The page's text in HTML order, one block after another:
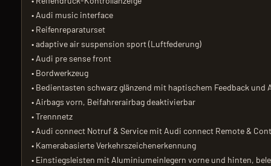
• Audi music interface
• Reifenreparaturset
• adaptive air suspension sport (Luftfederung)
• Audi pre sense front
• Bordwerkzeug
• Bedientasten schwarz glänzend mit haptischem Feedback
• Airbags vorn, Beifahrerairbag deaktivierbar
• Trennnetz
• Audi connect Notruf & Service mit Audi connect Remote &
• Kamerabasierte Verkehrszeichenerkennung
• Einstiegsleisten mit Aluminiumeinlegern vorne und hinten,